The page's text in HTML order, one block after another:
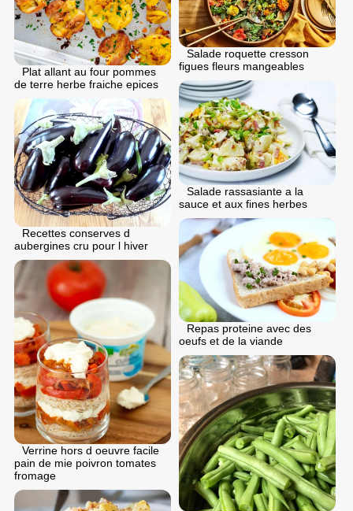
Plat allant au four pommes
de terre herbe fraiche epices
Salade roquette cresson
figues fleurs mangeables
Salade rassasiante a la
sauce et aux fines herbes
Recettes conserves d
aubergines cru pour l hiver
Repas proteine avec des
oeufs et de la viande
Verrine hors d oeuvre facile
pain de mie poivron tomates
fromage